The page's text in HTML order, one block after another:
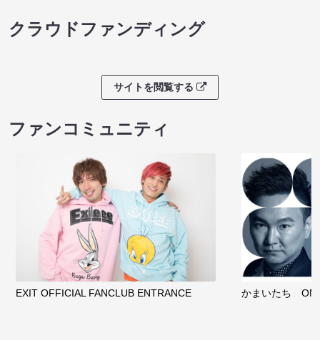
クラウドファンディング
サイトを閲覧する
ファンコミュニティ
EXIT OFFICIAL FANCLUB ENTRANCE かまいたち